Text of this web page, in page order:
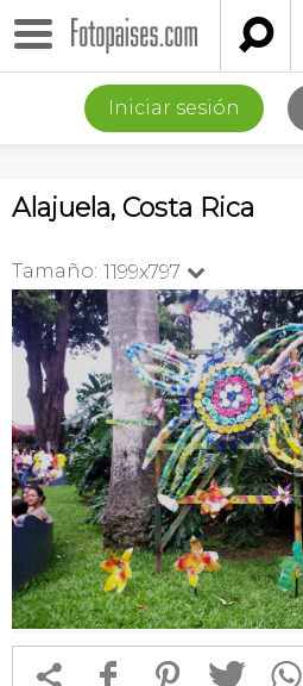

Iniciar sesión
Alajuela, Costa Rica
Tamaño: 1199x797 
 f 1 T 